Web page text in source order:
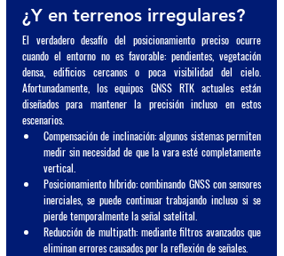
¿Y en terrenos irregulares?
El verdadero desafío del posicionamiento preciso ocurre
cuando el entorno no es favorable: pendientes, vegetación
densa, edificios cercanos o poca visibilidad del cielo.
Afortunadamente, los equipos GNSS RTK actuales están
diseñados para mantener la precisión incluso en estos
escenarios.
Compensación de inclinación: algunos sistemas permiten
medir sin necesidad de que la vara esté completamente
vertical.
Posicionamiento híbrido: combinando GNSS con sensores
inerciales, se puede continuar trabajando incluso si se
pierde temporalmente la señal satelital.
Reducción de multipath: mediante filtros avanzados que
eliminan errores causados por la reflexión de señales.